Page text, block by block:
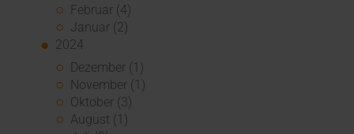
Februar (4)
Januar (2)
2024
Dezember (1)
November (1)
Oktober (3)
August (1)